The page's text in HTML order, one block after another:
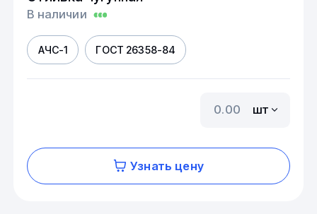
В наличии
АЧС-1 ГОСТ 26358-84
шт
Узнать цену